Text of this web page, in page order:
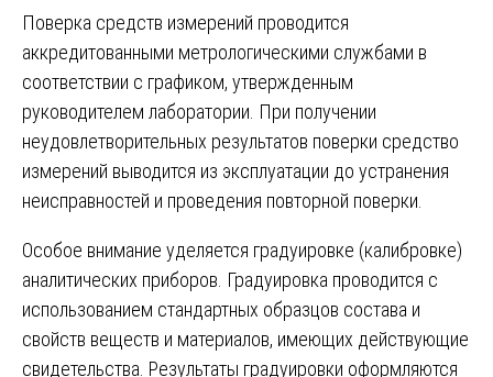
Поверка средств измерений проводится
аккредитованными метрологическими службами в
соответствии с графиком, утвержденным
руководителем лаборатории. При получении
неудовлетворительных результатов поверки средство
измерений выводится из эксплуатации до устранения
неисправностей и проведения повторной поверки.
Особое внимание уделяется градуировке (калибровке)
аналитических приборов. Градуировка проводится с
использованием стандартных образцов состава и
свойств веществ и материалов, имеющих действующие
свидетельства. Результаты градуировки оформляются